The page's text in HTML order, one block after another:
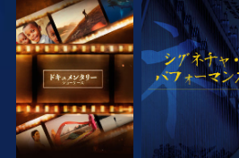
シリーズを探求 観る